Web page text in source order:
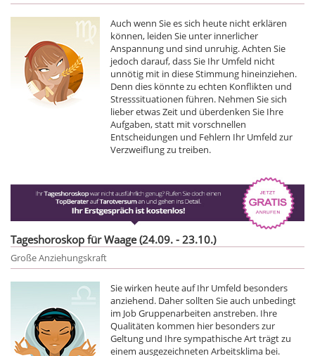
Auch wenn Sie es sich heute nicht erklären
können, leiden Sie unter innerlicher
Anspannung und sind unruhig. Achten Sie
jedoch darauf, dass Sie Ihr Umfeld nicht
unnötig mit in diese Stimmung hineinziehen.
Denn dies könnte zu echten Konflikten und
Stresssituationen führen. Nehmen Sie sich
lieber etwas Zeit und überdenken Sie Ihre
Aufgaben, statt mit vorschnellen
Entscheidungen und Fehlern Ihr Umfeld zur
Verzweiflung zu treiben.
Tageshoroskop für Waage (24.09. - 23.10.)
Große Anziehungskraft
Sie wirken heute auf Ihr Umfeld besonders
anziehend. Daher sollten Sie auch unbedingt
im Job Gruppenarbeiten anstreben. Ihre
Qualitäten kommen hier besonders zur
Geltung und Ihre sympathische Art trägt zu
einem ausgezeichneten Arbeitsklima bei.